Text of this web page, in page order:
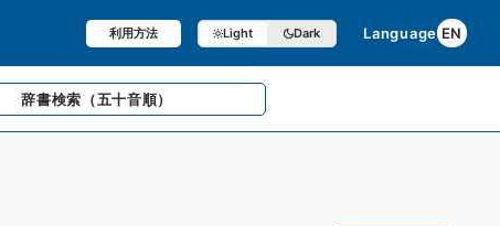
利用方法 Light Dark Language EN
辞書検索 （五十音順）